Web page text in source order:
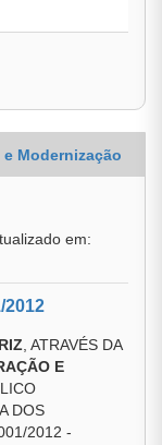
Modernização
em:
2012
, ATRAVÉS DA
E
DOS
2012 -